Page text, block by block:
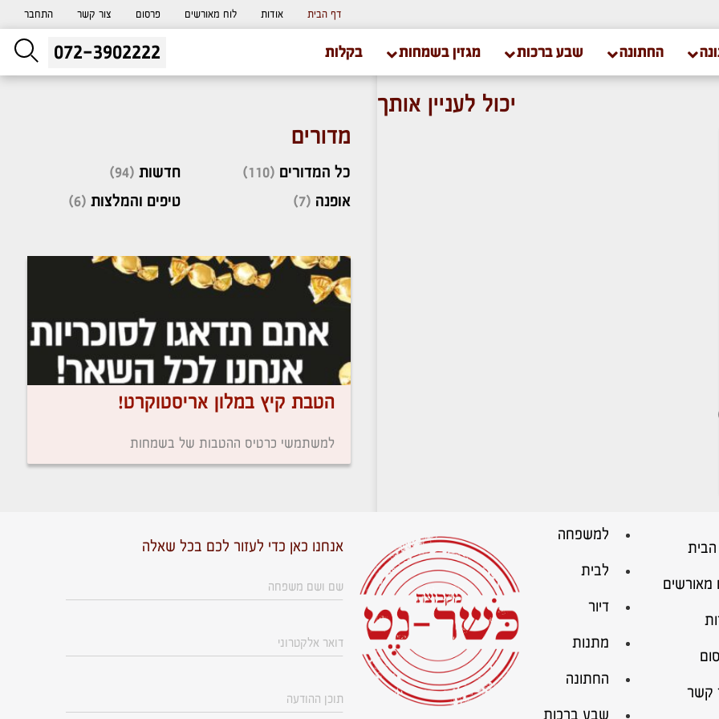
דף הבית אודות לוח מאורשים פרסום צור קשר התחבר
החתונה שבע ברכות מגזין בשמחות בקלות ליעוץ חינם
והזמנת כרטיס שמחות
072-3902222
יכול לעניין אותך
מדורים
כל המדורים (110)
אופנה (7)
חדשות (94)
טיפים והמלצות (6)
הטבת קיץ במלון אריסטוקרט!
למשתמשי כרטיס ההטבות של בשמחות
מאורשים
קשר
למשפחה
לבית
דיור
מתנות
החתונה
שבע ברכות
אנחנו כאן כדי לעזור לכם בכל שאלה